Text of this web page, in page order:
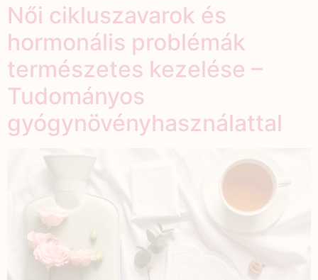
Női cikluszavarok és
hormonális problémák
természetes kezelése –
Tudományos
gyógynövényhasználattal